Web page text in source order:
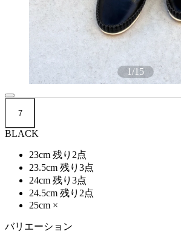
1/15
7
BLACK
23cm 残り2点
23.5cm 残り3点
24cm 残り3点
24.5cm 残り2点
25cm ×
バリエーション